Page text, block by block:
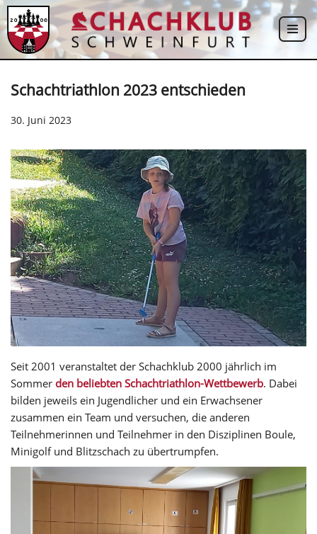
Zum
Inhalt
Schachtriathlon 2023 entschieden
30. Juni 2023
Seit 2001 veranstaltet der Schachklub 2000 jährlich im
Sommer den beliebten Schachtriathlon-Wettbewerb. Dabei
bilden jeweils ein Jugendlicher und ein Erwachsener
zusammen ein Team und versuchen, die anderen
Teilnehmerinnen und Teilnehmer in den Disziplinen Boule,
Minigolf und Blitzschach zu übertrumpfen.